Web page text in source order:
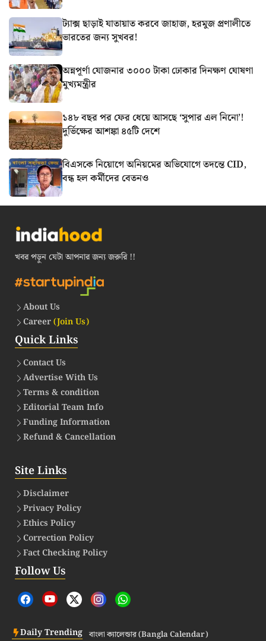
ট্যাক্স ছাড়াই যাতায়াত করবে জাহাজ, হরমুজ প্রণালীতে
ভারতের জন্য সুখবর!
অন্নপূর্ণা যোজনার ৩০০০ টাকা ঢোকার দিনক্ষণ ঘোষণা
মুখ্যমন্ত্রীর
১৪৮ বছর পর ফের ধেয়ে আসছে ‘সুপার এল নিনো’!
দুর্ভিক্ষের আশঙ্কা ৪৫টি দেশে
বিএসকে নিয়োগে অনিয়মের অভিযোগে তদন্তে CID,
বন্ধ হল কর্মীদের বেতনও
খবর পড়ুন যেটা আপনার জন্য জরুরি !!
About Us
Career(Join Us)
Quick Links
Contact Us
Advertise With Us
Terms & condition
Editorial Team Info
Funding Information
Refund & Cancellation
Site Links
Disclaimer
Privacy Policy
Ethics Policy
Correction Policy
Fact Checking Policy
Follow Us
Daily Trending বাংলা ক্যালেন্ডার (Bangla Calendar)